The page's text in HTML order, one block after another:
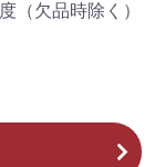
（欠品時除く）